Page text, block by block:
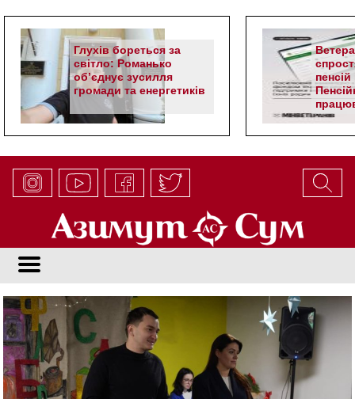
Глухів бореться за
світло: Романько
об’єднує зусилля
громади та енергетиків